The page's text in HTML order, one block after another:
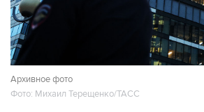
Архивное фото
Фото: Михаил Терещенко/ТАСС